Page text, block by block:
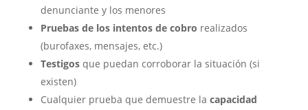
denunciante y los menores
Pruebas de los intentos de cobro realizados
(burofaxes, mensajes, etc.)
Testigosque puedan corroborar la situación (si
existen)
Cualquier prueba que demuestre la capacidad